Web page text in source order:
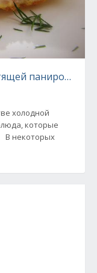
панировке с
холодной
которые
В некоторых